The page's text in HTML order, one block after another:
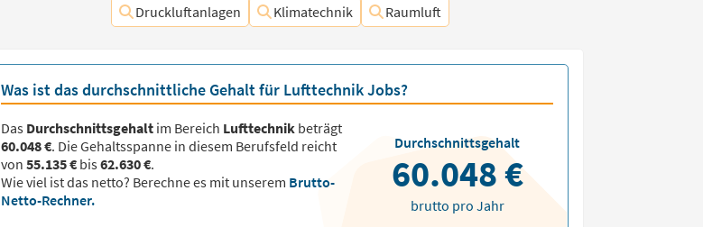
Druckluftanlagen
Klimatechnik Raumluft
Was ist das durchschnittliche Gehalt für Lufttechnik Jobs?
Das Durchschnittsgehaltim Bereich Lufttechnikbeträgt
60.048 €. Die Gehaltsspanne in diesem Berufsfeld reicht
von 55.135 €bis62.630 €.
Wie viel ist das netto? Berechne es mit unserem Brutto-
Netto-Rechner.
Durchschnittsgehalt
60.048 €
brutto pro Jahr